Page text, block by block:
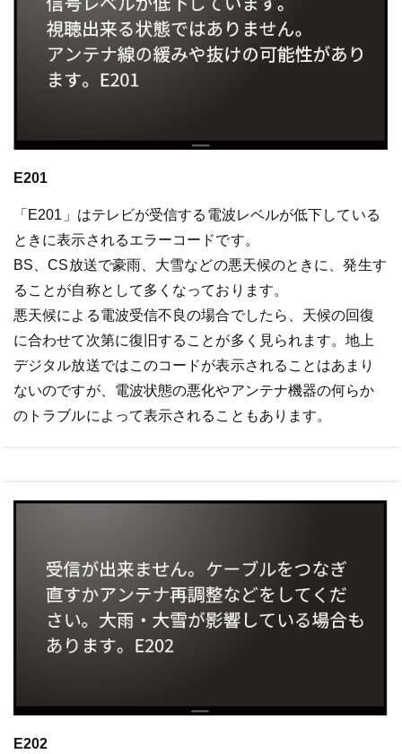
E201
「E201」はテレビが受信する電波レベルが低下している
ときに表示されるエラーコードです。
BS、CS放送で豪雨、大雪などの悪天候のときに、発生す
ることが自称として多くなっております。
悪天候による電波受信不良の場合でしたら、天候の回復
に合わせて次第に復旧することが多く見られます。地上
デジタル放送ではこのコードが表示されることはあまり
ないのですが、電波状態の悪化やアンテナ機器の何らか
のトラブルによって表示されることもあります。
E202